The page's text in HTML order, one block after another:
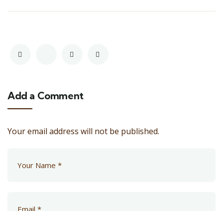
Add a Comment
Your email address will not be published.